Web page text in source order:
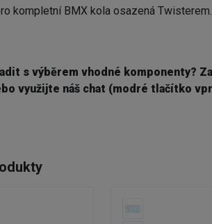
kompletní BMX kola osazená Twisterem.
s výběrem vhodné komponenty? Z
využijte náš chat (modré tlačítko